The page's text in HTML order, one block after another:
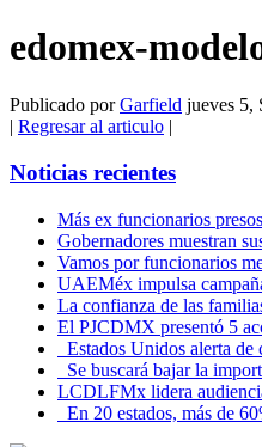
edomex-
Publicado porGarfield jueves 5,
Regresar al articulo
Noticias recientes
Más ex funcionarios
Gobernadores muestran
Vamos por funcionarios
UAEMéx impulsa
La confianza de las
El PJCDMX presentó 5
Estados Unidos alerta de
Se buscará bajar la
LCDLFMx lidera
En 20 estados, más de